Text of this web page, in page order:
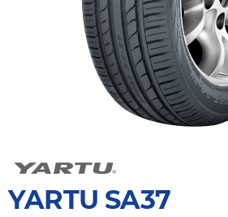
YARTU SA37